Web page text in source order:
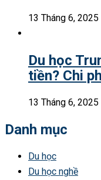
13 Tháng 6, 2025
Du học
tiền? Chi
13 Tháng 6, 2025
Danh mục
Du học
Du học nghề